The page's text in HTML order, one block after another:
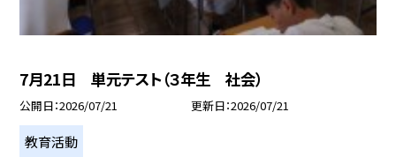
7月21日 単元テスト（３年生 社会）
公開日 2026/07/21 更新日 2026/07/21
教育活動